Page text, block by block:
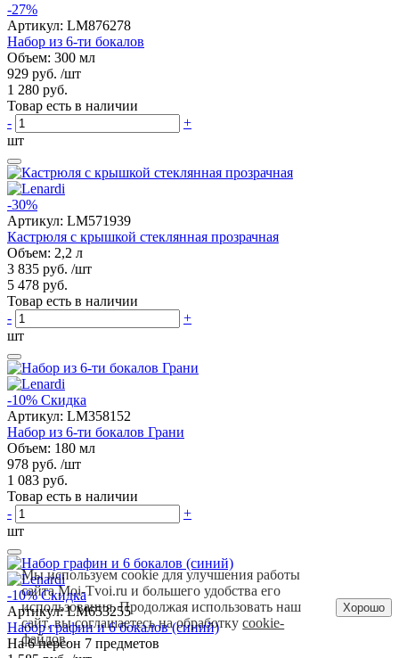
-27%
Артикул: LM876278
Набор из 6-ти бокалов
Объем: 300 мл
929 руб. /шт
1 280 руб.
Товар есть в наличии
-
+
шт
-30%
Артикул: LM571939
Кастрюля с крышкой стеклянная прозрачная
Объем: 2,2 л
3 835 руб. /шт
5 478 руб.
Товар есть в наличии
-
+
шт
-10% Скидка
Артикул: LM358152
Набор из 6-ти бокалов Грани
Объем: 180 мл
978 руб. /шт
1 083 руб.
Товар есть в наличии
-
+
шт
-10% Скидка
Артикул:LM653255
Набор графин и 6 бокалов (синий)
На 6 персон 7 предметов
Мы используем cookie для улучшения работы
сайта Moi-Tvoi.ru и большего удобства его
использования. Продолжая использовать наш
сайт, вы соглашаетесь на обработкуcookie-
файлов.
Хорошо